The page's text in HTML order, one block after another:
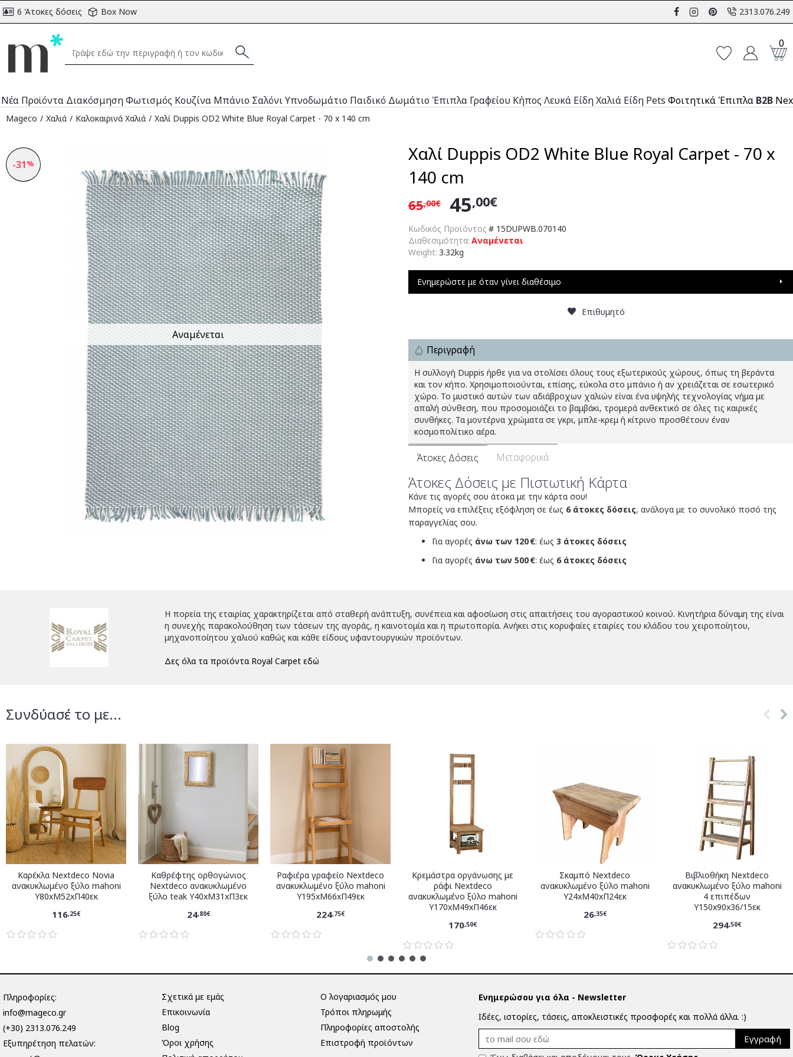
6 Άτοκες δόσεις Box Now 2313.076.249
0
Νέα Προϊόντα ΔιακόσμησηΦωτισμός Κουζίνα Μπάνιο ΣαλόνιΥπνοδωμάτιο Παιδικό Δωμάτιο Έπιπλα Γραφείου Κήπος Λευκά ΕίδηΧαλιά Είδη Pets Φοιτητικά Έπιπλα B2B
Mageco Χαλιά Καλοκαιρινά Χαλιά Χαλί Duppis OD2 White Blue Royal Carpet - 70 x 140 cm
-31%
Αναμένεται
Χαλί Duppis OD2 White Blue Royal Carpet - 70 x
140 cm
Κωδικός Προϊόντος # 15DUPWB.070140
Διαθεσιμότητα: Αναμένεται
Weight: 3.32kg
45,00€
65,00€
Ενημερώστε με όταν γίνει διαθέσιμο
Επιθυμητό
Περιγραφή
Η συλλογή Duppis ήρθε για να στολίσει όλους τους εξωτερικούς χώρους, όπως τη βεράντα
και τον κήπο. Χρησιμοποιούνται, επίσης, εύκολα στο μπάνιο ή αν χρειάζεται σε εσωτερικό
χώρο. Το μυστικό αυτών των αδιάβροχων χαλιών είναι ένα υψηλής τεχνολογίας νήμα με
απαλή σύνθεση, που προσομοιάζει το βαμβάκι, τρομερά ανθεκτικό σε όλες τις καιρικές
συνθήκες. Τα μοντέρνα χρώματα σε γκρι, μπλε-κρεμ ή κίτρινο προσθέτουν έναν
κοσμοπολίτικο αέρα.
Άτοκες Δόσεις Μεταφορικά
Άτοκες Δόσεις με Πιστωτική Κάρτα
Κάνε τις αγορές σου άτοκα με την κάρτα σου!
Μπορείς να επιλέξεις εξόφληση σε έως 6 άτοκες δόσεις, ανάλογα με το συνολικό ποσό της
παραγγελίας σου.
Για αγορές άνω των 120 €: έως 3 άτοκες δόσεις
Για αγορές άνω των 500 €: έως 6 άτοκες δόσεις
Η πορεία της εταιρίας χαρακτηρίζεται από σταθερή ανάπτυξη, συνέπεια και αφοσίωση στις απαιτήσεις του αγοραστικού κοινού. Κινητήρια δύναμη της είναι
η συνεχής παρακολούθηση των τάσεων της αγοράς, η καινοτομία και η πρωτοπορία. Ανήκει στις κορυφαίες εταιρίες του κλάδου του χειροποίητου,
μηχανοποίητου χαλιού καθώς και κάθε είδους υφαντουργικών προϊόντων.
Δες όλα τα προϊόντα Royal Carpet εδώ
Συνδύασέ το με...
Καρέκλα Nextdeco Novia
ανακυκλωμένο ξύλο mahoni
Υ80xM52xΠ40εκ
116,25€
Καθρέφτης ορθογώνιος
Nextdeco ανακυκλωμένο
ξύλο teak Υ40xM31xΠ3εκ
24,80€
Ραφιέρα γραφείο Nextdeco
ανακυκλωμένο ξύλο mahoni
Υ195xM66xΠ49εκ
224,75€
Κρεμάστρα οργάνωσης με
ράφι Nextdeco
ανακυκλωμένο ξύλο mahoni
Υ170xM49xΠ46εκ
170,50€
Σκαμπό Nextdeco
ανακυκλωμένο ξύλο mahoni
Υ24xM40xΠ24εκ
26,35€
Βιβλιοθήκη Nextdeco
ανακυκλωμένο ξύλο mahoni
4 επιπέδων
Υ150x90x36/15εκ
294,50€
Πληροφορίες:
info@mageco.gr
(+30) 2313.076.249
Eξυπηρέτηση πελατών:
Σχετικά με εμάς
Επικοινωνία
Blog
Όροι χρήσης
Ο λογαριασμός μου
Τρόποι πληρωμής
Πληροφορίες αποστολής
Επιστροφή προϊόντων
Ενημερώσου για όλα - Newsletter
Ιδέες, ιστορίες, τάσεις, αποκλειστικές προσφορές και πολλά άλλα. :)
Εγγραφή